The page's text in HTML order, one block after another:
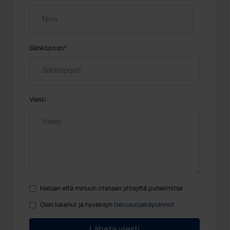
Sähköposti*
Viesti
Haluan että minuun otetaan yhteyttä puhelimitse
Olen lukenut ja hyväksyn tietosuojakäytännöt